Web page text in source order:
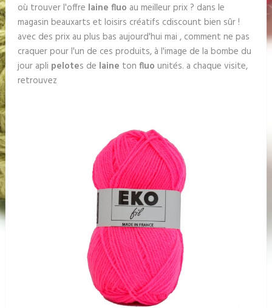
où trouver l'offre laine fluo au meilleur prix ? dans le
magasin beauxarts et loisirs créatifs cdiscount bien sûr !
avec des prix au plus bas aujourd'hui mai , comment ne pas
craquer pour l'un de ces produits, à l'image de la bombe du
jour apli pelotes de laine ton fluo unités. a chaque visite,
retrouvez